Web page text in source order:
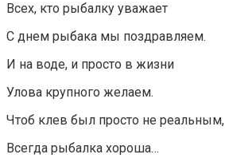
Всех, кто рыбалку уважает
С днем рыбака мы поздравляем.
И на воде, и просто в жизни
Улова крупного желаем.
Чтоб клев был просто не реальным,
Всегда рыбалка хороша…